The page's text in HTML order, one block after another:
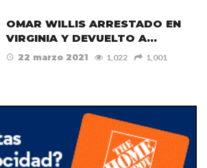
OMAR WILLIS ARRESTADO EN
VIRGINIA Y DEVUELTO A…
22 marzo 2021 1,022 1,001